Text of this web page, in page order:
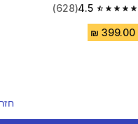
4.5
4.5 out of 5 stars from 628 reviews
(628)